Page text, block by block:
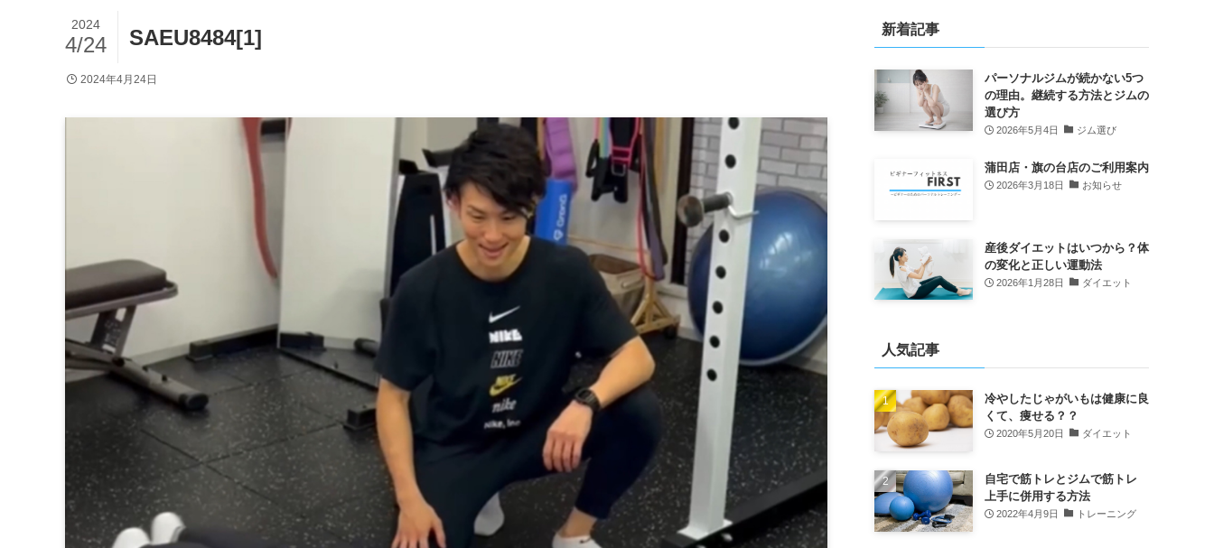
SAEU8484[1]
2024
4/24
2024年4月24日
新着記事
パーソナルジムが続かない5つ
の理由。継続する方法とジムの
選び方
2026年5月4日 ジム選び
蒲田店・旗の台店のご利用案内
2026年3月18日 お知らせ
産後ダイエットはいつから？体
の変化と正しい運動法
2026年1月28日 ダイエット
人気記事
冷やしたじゃがいもは健康に良
くて、痩せる？？
2020年5月20日 ダイエット
自宅で筋トレとジムで筋トレ
上手に併用する方法
2022年4月9日 トレーニング